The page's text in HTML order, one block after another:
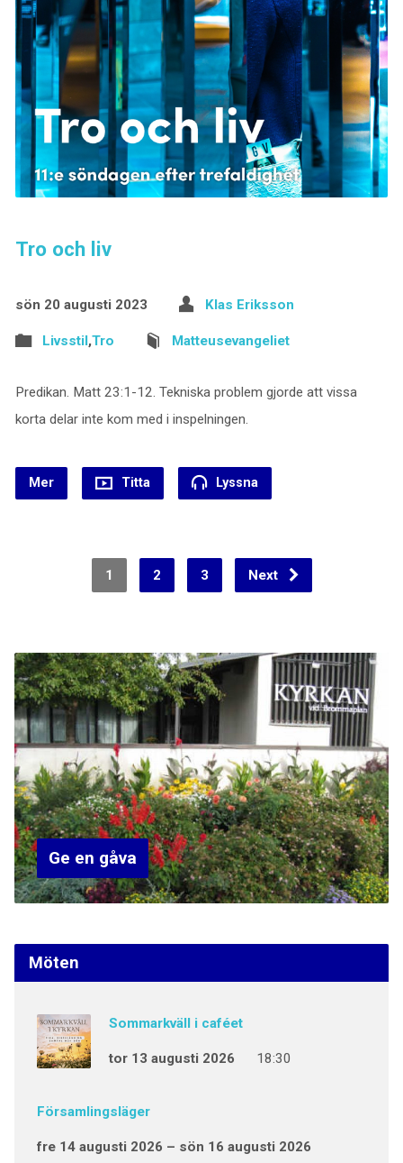
Tro och liv
sön 20 augusti 2023 Klas Eriksson
Livsstil,Tro Matteusevangeliet
Predikan. Matt 23:1-12. Tekniska problem gjorde att vissa
korta delar inte kom med i inspelningen.
Mer Titta Lyssna
1 2 3 Next
Ge en gåva
Möten
Sommarkväll i caféet
tor 13 augusti 2026 18:30
Församlingsläger
fre 14 augusti 2026 – sön 16 augusti 2026